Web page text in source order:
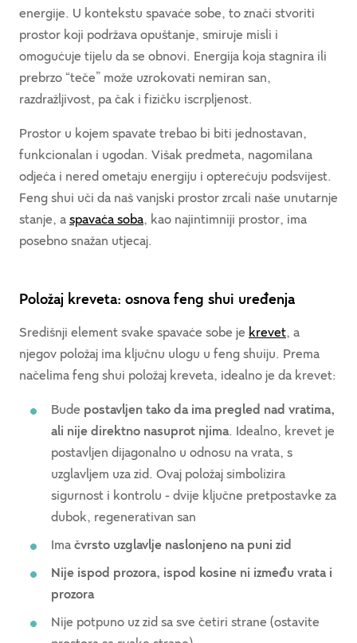
energije. U kontekstu spavaće sobe, to znači stvoriti
prostor koji podržava opuštanje, smiruje misli i
omogućuje tijelu da se obnovi. Energija koja stagnira ili
prebrzo “teče” može uzrokovati nemiran san,
razdražljivost, pa čak i fizičku iscrpljenost.
Prostor u kojem spavate trebao bi biti jednostavan,
funkcionalan i ugodan. Višak predmeta, nagomilana
odjeća i nered ometaju energiju i opterećuju podsvijest.
Feng shui uči da naš vanjski prostor zrcali naše unutarnje
stanje, a spavaća soba, kao najintimniji prostor, ima
posebno snažan utjecaj.
Položaj kreveta: osnova feng shui uređenja
Središnji element svake spavaće sobe je krevet, a
njegov položaj ima ključnu ulogu u feng shuiju. Prema
načelima feng shui položaj kreveta, idealno je da krevet:
Bude postavljen tako da ima pregled nad vratima,
ali nije direktno nasuprot njima. Idealno, krevet je
postavljen dijagonalno u odnosu na vrata, s
uzglavljem uza zid. Ovaj položaj simbolizira
sigurnost i kontrolu - dvije ključne pretpostavke za
dubok, regenerativan san
Ima čvrsto uzglavlje naslonjeno na puni zid
Nije ispod prozora, ispod kosine ni između vrata i
prozora
Nije potpuno uz zid sa sve četiri strane (ostavite